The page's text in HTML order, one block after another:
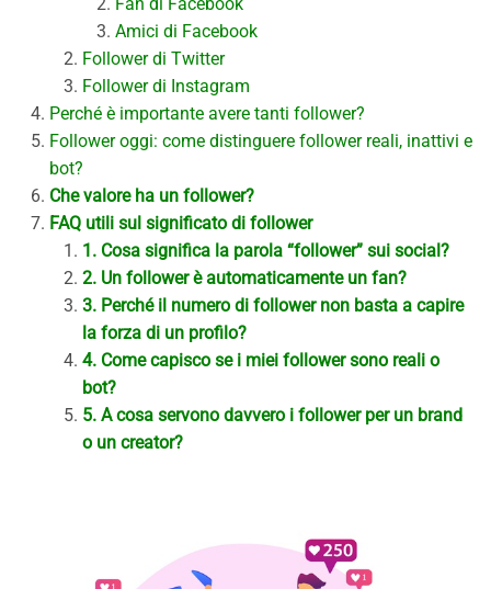
Amici di Facebook
Follower di Twitter
Follower di Instagram
Perché è importante avere tanti follower?
Follower oggi: come distinguere follower reali, inattivi e
bot?
Che valore ha un follower?
FAQ utili sul significato di follower
1. Cosa significa la parola “follower” sui social?
2. Un follower è automaticamente un fan?
3. Perché il numero di follower non basta a capire
la forza di un profilo?
4. Come capisco se i miei follower sono reali o
bot?
5. A cosa servono davvero i follower per un brand
o un creator?